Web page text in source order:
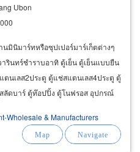
Ubon
มินิมาร์ทหรือซุปเปอร์มาร์เก็ตต่างๆ
รินทร์ชำราบอาทิ ตู้เย็น ตู้เย็นแบบยืน
นเลส2ประตู ตู้แช่สแตนเลส4ประตู ตู้
ลัดบาร์ ตู้ท๊อปปิ้ง ตู้โนฟรอส อุปกรณ์
Wholesale & Manufacturers